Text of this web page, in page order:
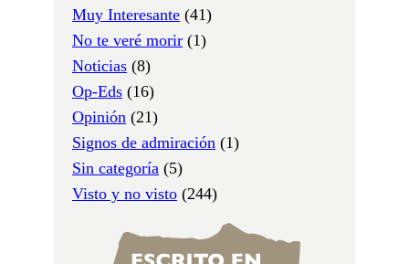
Muy Interesante (41)
No te veré morir (1)
Noticias (8)
Op-Eds (16)
Opinión (21)
Signos de admiración (1)
Sin categoría (5)
Visto y no visto (244)